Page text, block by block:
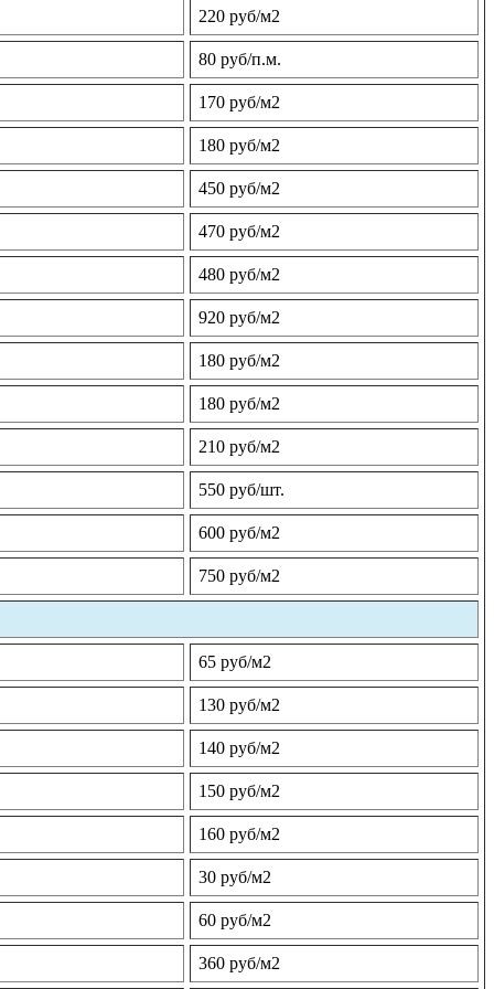
220 руб/м2
80 руб/п.м.
170 руб/м2
180 руб/м2
450 руб/м2
470 руб/м2
480 руб/м2
920 руб/м2
180 руб/м2
180 руб/м2
210 руб/м2
550 руб/шт.
600 руб/м2
750 руб/м2
65 руб/м2
130 руб/м2
140 руб/м2
150 руб/м2
160 руб/м2
30 руб/м2
60 руб/м2
360 руб/м2